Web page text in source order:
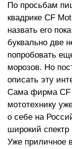
По просьбам
квадрике CF
назвать его
буквально две
попробовать
морозов. Но
описать эту
Сама фирма CF
мототехнику
о себе на
широкий спектр
Уже приличное